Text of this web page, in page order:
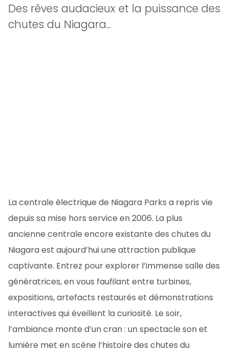
Des rêves audacieux et la puissance des
chutes du Niagara...
La centrale électrique de Niagara Parks a repris vie
depuis sa mise hors service en 2006. La plus
ancienne centrale encore existante des chutes du
Niagara est aujourd’hui une attraction publique
captivante. Entrez pour explorer l’immense salle des
génératrices, en vous faufilant entre turbines,
expositions, artefacts restaurés et démonstrations
interactives qui éveillent la curiosité. Le soir,
l’ambiance monte d’un cran : un spectacle son et
lumière met en scène l’histoire des chutes du